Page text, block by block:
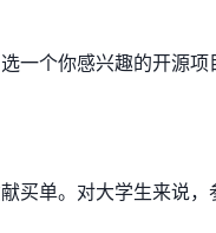
一个你感兴趣的开源
买单。对大学生来说